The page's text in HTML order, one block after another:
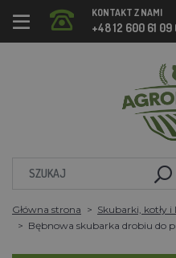
KONTAKT Z NAMI
+48 12 600 61
Główna strona Skubarki, kotły i
Bębnowa skubarka drobiu do